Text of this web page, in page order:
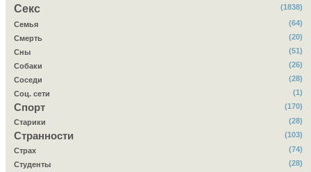
Секс (1838)
Семья
(64)
Смерть
(20)
Сны
(51)
Собаки
(26)
Соседи
(28)
Соц. сети
(1)
Спорт
(170)
Старики
(28)
Странности
(103)
Страх
(74)
Студенты
(28)